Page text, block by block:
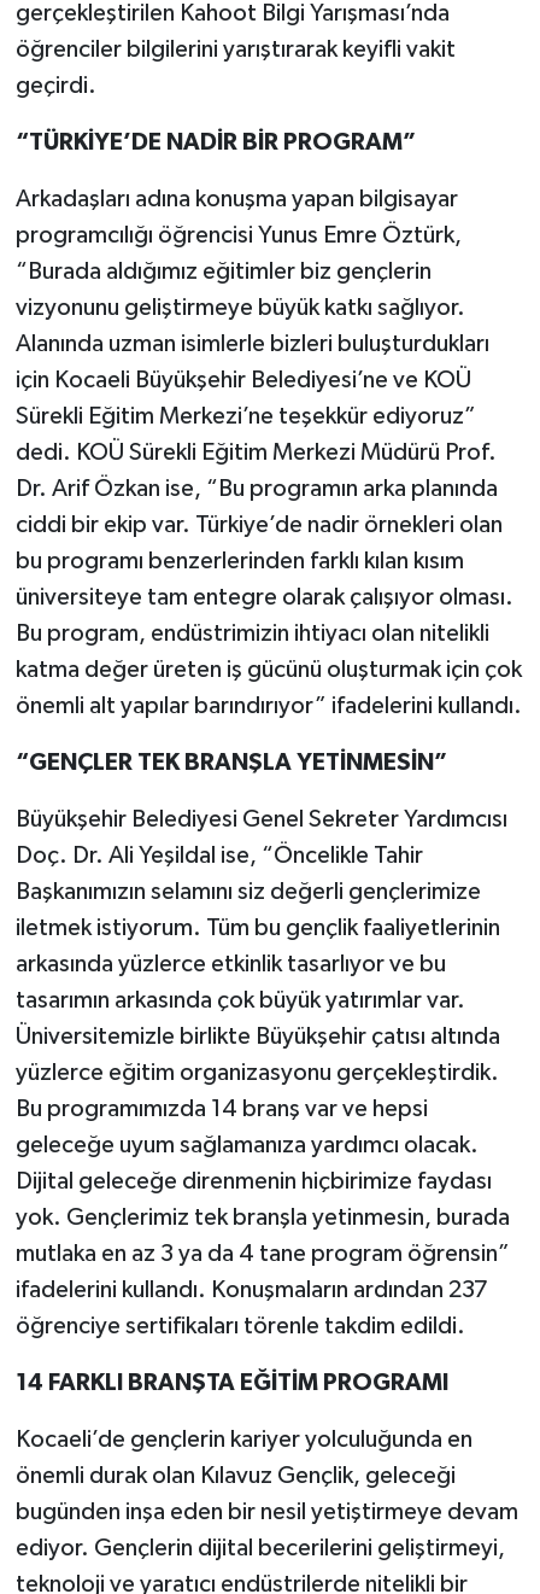
gerçekleştirilen Kahoot Bilgi Yarışması’nda
öğrenciler bilgilerini yarıştırarak keyifli vakit
geçirdi.
“TÜRKİYE’DE NADİR BİR PROGRAM”
Arkadaşları adına konuşma yapan bilgisayar
programcılığı öğrencisi Yunus Emre Öztürk,
“Burada aldığımız eğitimler biz gençlerin
vizyonunu geliştirmeye büyük katkı sağlıyor.
Alanında uzman isimlerle bizleri buluşturdukları
için Kocaeli Büyükşehir Belediyesi’ne ve KOÜ
Sürekli Eğitim Merkezi’ne teşekkür ediyoruz”
dedi. KOÜ Sürekli Eğitim Merkezi Müdürü Prof.
Dr. Arif Özkan ise, “Bu programın arka planında
ciddi bir ekip var. Türkiye’de nadir örnekleri olan
bu programı benzerlerinden farklı kılan kısım
üniversiteye tam entegre olarak çalışıyor olması.
Bu program, endüstrimizin ihtiyacı olan nitelikli
katma değer üreten iş gücünü oluşturmak için çok
önemli alt yapılar barındırıyor” ifadelerini kullandı.
“GENÇLER TEK BRANŞLA YETİNMESİN”
Büyükşehir Belediyesi Genel Sekreter Yardımcısı
Doç. Dr. Ali Yeşildal ise, “Öncelikle Tahir
Başkanımızın selamını siz değerli gençlerimize
iletmek istiyorum. Tüm bu gençlik faaliyetlerinin
arkasında yüzlerce etkinlik tasarlıyor ve bu
tasarımın arkasında çok büyük yatırımlar var.
Üniversitemizle birlikte Büyükşehir çatısı altında
yüzlerce eğitim organizasyonu gerçekleştirdik.
Bu programımızda 14 branş var ve hepsi
geleceğe uyum sağlamanıza yardımcı olacak.
Dijital geleceğe direnmenin hiçbirimize faydası
yok. Gençlerimiz tek branşla yetinmesin, burada
mutlaka en az 3 ya da 4 tane program öğrensin”
ifadelerini kullandı. Konuşmaların ardından 237
öğrenciye sertifikaları törenle takdim edildi.
14 FARKLI BRANŞTA EĞİTİM PROGRAMI
Kocaeli’de gençlerin kariyer yolculuğunda en
önemli durak olan Kılavuz Gençlik, geleceği
bugünden inşa eden bir nesil yetiştirmeye devam
ediyor. Gençlerin dijital becerilerini geliştirmeyi,
teknoloji ve yaratıcı endüstrilerde nitelikli bir